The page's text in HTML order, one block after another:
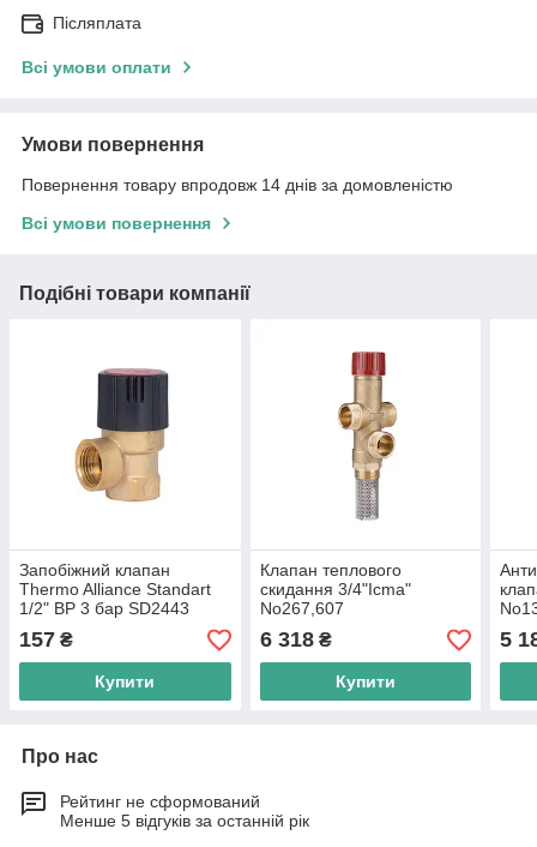
Післяплата
Всі умови оплати
Умови повернення
Повернення товару впродовж 14 днів за домовленістю
Всі умови повернення
Подібні товари компанії
Запобіжний клапан
Thermo Alliance Standart
1/2" ВР 3 бар SD2443
157 ₴
Купити
Клапан теплового
скидання 3/4"Icma"
No267,607
6 318₴
Купити
5
Про нас
Рейтинг не сформований
Менше 5 відгуків за останній рік